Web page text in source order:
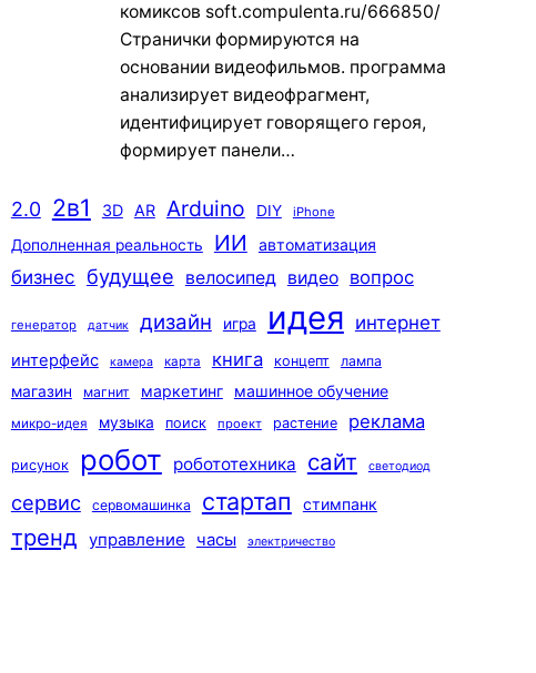
комиксов soft.compulenta.ru/666850/
Странички формируются на
основании видеофильмов. программа
анализирует видеофрагмент,
идентифицирует говорящего героя,
формирует панели…
2.0 2в1 3D AR Arduino DIY iPhone
Дополненная реальность ИИ автоматизация
бизнес будущее велосипед видео вопрос
генератор датчик дизайн игра идея интернет
интерфейс камера карта книга концепт лампа
магазин магнит маркетинг машинное обучение
микро-идея музыка поиск проект растение реклама
рисунок робот робототехника сайт светодиод
сервис сервомашинка стартап стимпанк
тренд управление часы электричество